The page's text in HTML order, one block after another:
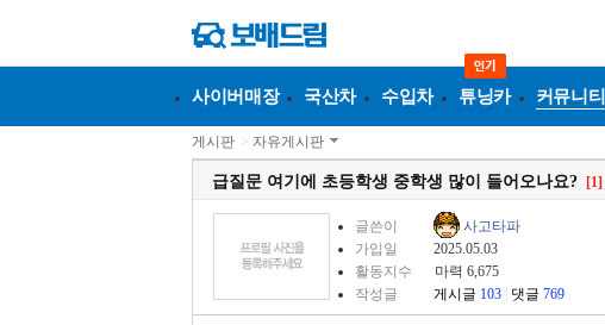
사이버매장 국산차 수입차 튜닝카 커뮤니티
게시판 > 자유게시판
급질문 여기에 초등학생 중학생 많이 들어오나요? [1]
글쓴이
사고타파
가입일
2025.05.03
활동지수
마력 6,675
작성글
게시글 103 댓글 769